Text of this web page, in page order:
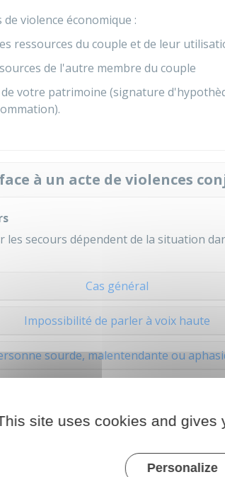
violence économique :
ressources du couple et de leur
de l'autre membre du couple
votre patrimoine (signature
à un acte de violences
les secours dépendent de la situation
Cas général
Impossibilité de parler à voix haute
sourde, malentendante ou
la personne avec laquelle vous êtes
constatées par un médecin.
vous pouvez faire constater vos
site uses cookies and gives
Personalize